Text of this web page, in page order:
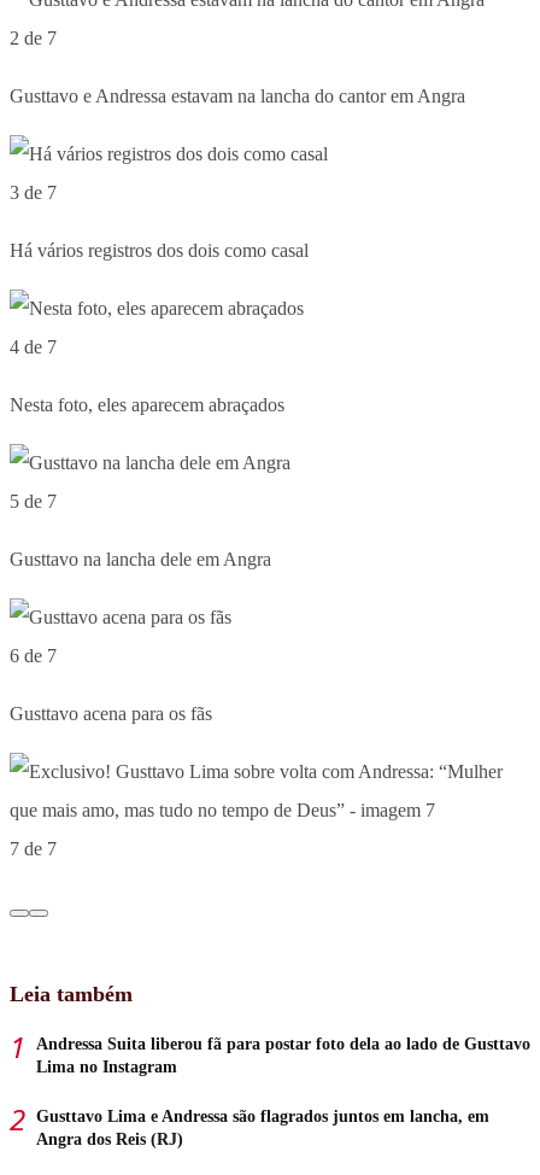
2 de 7
Gusttavo e Andressa estavam na lancha do cantor em Angra
3 de 7
Há vários registros dos dois como casal
4 de 7
Nesta foto, eles aparecem abraçados
5 de 7
Gusttavo na lancha dele em Angra
6 de 7
Gusttavo acena para os fãs
7 de 7
Leia também
Andressa Suita liberou fã para postar foto dela ao lado de Gusttavo
Lima no Instagram
Gusttavo Lima e Andressa são flagrados juntos em lancha, em
Angra dos Reis (RJ)